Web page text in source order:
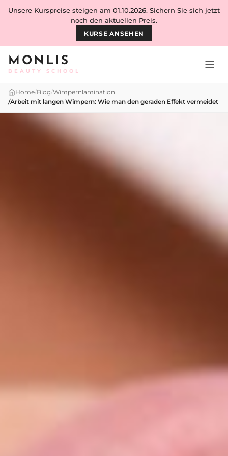
Skip to content
MONLIS
BEAUTY SCHOOL
Unsere Kurspreise steigen am 01.10.2026. Sichern Sie sich jetzt
noch den aktuellen Preis.
KURSE ANSEHEN
Home/Blog/Wimpernlamination
/Arbeit mit langen Wimpern: Wie man den geraden Effekt vermeidet